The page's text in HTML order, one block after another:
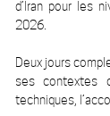
d’Iran pour les
2026.
Deux jours
ses contextes
techniques,